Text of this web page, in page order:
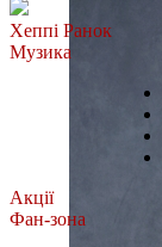
Хеппі Ранок
Музика
Акції
Фан-зона